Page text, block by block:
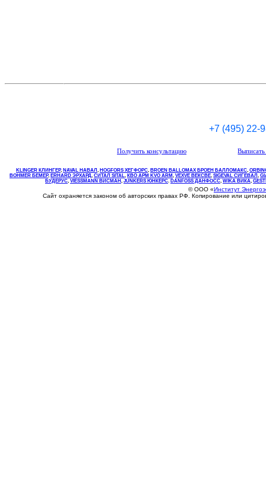
+7 (495) 22-
Получить консультацию
KLINGER КЛИНГЕР, NAVAL НАВАЛ , НOGFORS ХЕГФОРС, BROEN BALLOMAX БРОЕН БАЛЛОМАКС,
BOHMER БЕМЕР, ERHARD ЭРХАРД, СИТАЛ SITAL, КВО АРМ KVO ARM, VEXVE ВЕКСВЕ, SIGEVAL СИГЕВАЛ ,
БУДЕРУС, VIESSMANN ВИСМАН , JUNKERS ЮНКЕРС. DANFOSS ДАНФОСС, WIKA ВИКА,
© ООО «Институт
Сайт охраняется законом об авторских правах РФ. Копирование или